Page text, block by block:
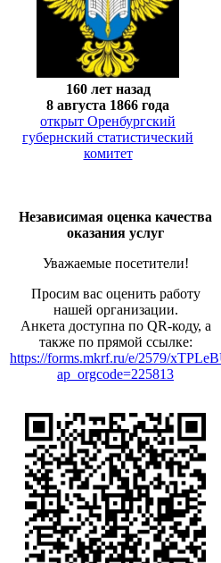
160 лет назад
8 августа 1866 года
открыт Оренбургский
губернский статистический
комитет
Независимая оценка качества
оказания услуг
Уважаемые посетители!
Просим вас оценить работу
нашей организации.
Анкета доступна по QR-коду, а
также по прямой ссылке:
https://forms.mkrf.ru/e/2579/
ap_orgcode=225813